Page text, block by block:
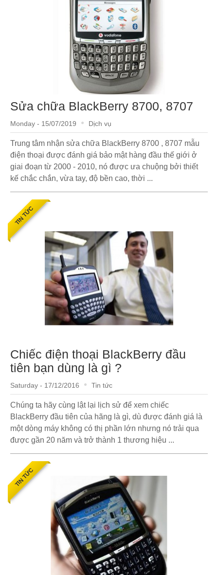
Sửa chữa BlackBerry 8700, 8707
Monday - 15/07/2019 Dịch vụ
Trung tâm nhận sửa chữa BlackBerry 8700 , 8707 mẫu
điện thoại được đánh giá bảo mật hàng đầu thế giới ở
giai đoạn từ 2000 - 2010, nó được ưa chuộng bởi thiết
kế chắc chắn, vừa tay, độ bền cao, thời ...
TIN TỨC
Chiếc điện thoại BlackBerry đầu
tiên bạn dùng là gì ?
Saturday - 17/12/2016 Tin tức
Chúng ta hãy cùng lật lại lịch sử để xem chiếc
BlackBerry đầu tiên của hãng là gì, dù được đánh giá là
một dòng máy không có thị phần lớn nhưng nó trải qua
được gần 20 năm và trở thành 1 thương hiệu ...
TIN TỨC